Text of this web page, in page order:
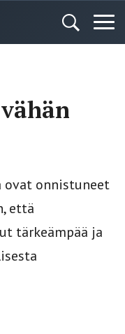
ovat onnistuneet
että
tärkeämpää ja